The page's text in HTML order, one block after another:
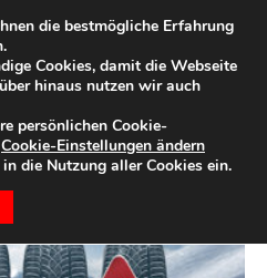
die bestmögliche Erfahrung
Cookies, damit die Webseite
hinaus nutzen wir auch
persönlichen Cookie-
Cookie-Einstellungen ändern
die Nutzung aller Cookies ein.